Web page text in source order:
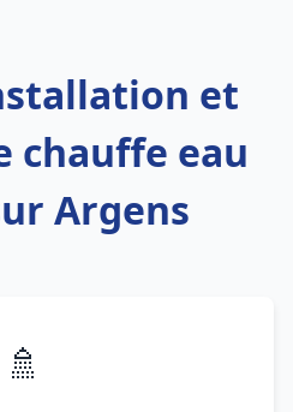
et
chauffe eau
Argens
🚿